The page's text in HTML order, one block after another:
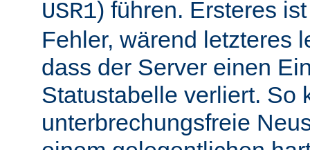
USR1) führen. Ersteres
Fehler, wärend letzteres
dass der Server einen
Statustabelle verliert. So
unterbrechungsfreie